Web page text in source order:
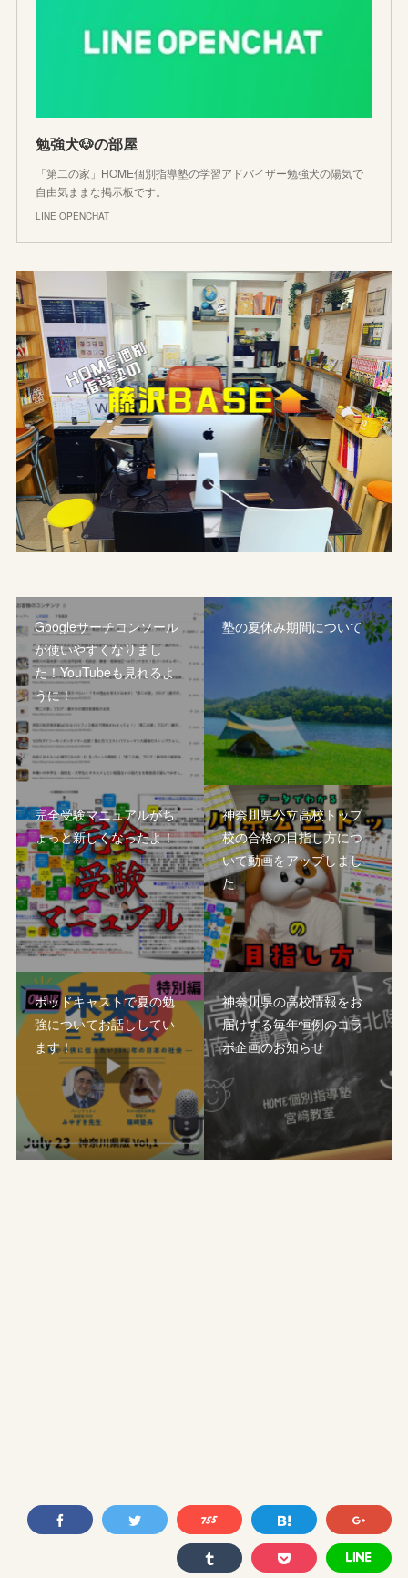
勉強犬🐶の部屋
「第二の家」HOME個別指導塾の学習アドバイザー勉強犬の陽気で
自由気ままな掲示板です。
LINE OPENCHAT
Googleサーチコンソール
が使いやすくなりまし
た！YouTubeも見れるよ
うに！
塾の夏休み期間について
完全受験マニュアルがち
ょっと新しくなったよ！
神奈川県公立高校トップ
校の合格の目指し方につ
いて動画をアップしまし
た
ポッドキャストで夏の勉
強についてお話ししてい
ます！
神奈川県の高校情報をお
届けする毎年恒例のコラ
ボ企画のお知らせ